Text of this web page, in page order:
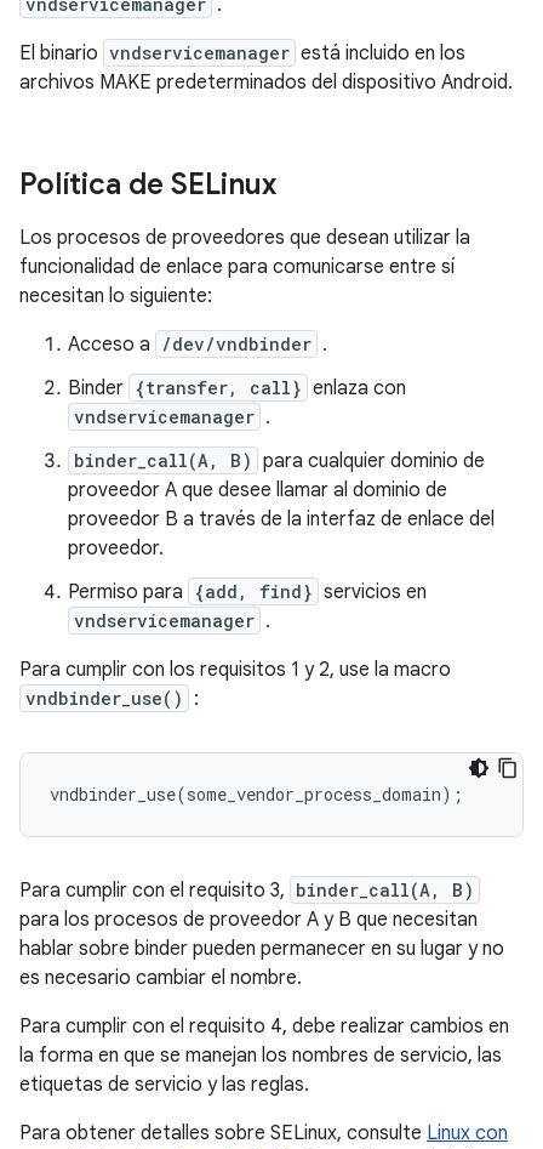
.
El binario vndservicemanager está incluido en los
archivos MAKE predeterminados del dispositivo Android.
Política de SELinux
Los procesos de proveedores que desean utilizar la
funcionalidad de enlace para comunicarse entre sí
necesitan lo siguiente:
Acceso a
/dev/vndbinder .
Binder {transfer, call} enlaza con
vndservicemanager .
binder_call(A, B) para cualquier dominio de
proveedor A que desee llamar al dominio de
proveedor B a través de la interfaz de enlace del
proveedor.
Permiso para
{add, find} servicios en
vndservicemanager .
Para cumplir con los requisitos 1 y 2, use la macro
vndbinder_use() :
vndbinder_use(some_vendor_process_domain);
Para cumplir con el requisito 3, binder_call(A, B)
para los procesos de proveedor A y B que necesitan
hablar sobre binder pueden permanecer en su lugar y no
es necesario cambiar el nombre.
Para cumplir con el requisito 4, debe realizar cambios en
la forma en que se manejan los nombres de servicio, las
etiquetas de servicio y las reglas.
Para obtener detalles sobre SELinux, consulte Linux con